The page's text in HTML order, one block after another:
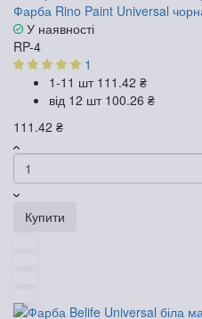
Фарба Rino Paint Universal
У наявності
RP-4
1
1-11 шт 111.42 ₴
від 12 шт 100.26 ₴
111.42 ₴
Купити